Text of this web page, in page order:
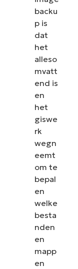
backu
p is
dat
het
alleso
mvatt
end is
en
het
giswe
rk
wegn
eemt
om te
bepal
en
welke
besta
nden
en
mapp
en